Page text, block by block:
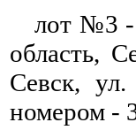
лот №3 -
область,
Севск,
номером -